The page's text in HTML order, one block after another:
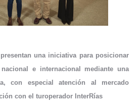
una iniciativa para posicionar
e internacional mediante una
con especial atención al mercado
con el turoperador InterRías